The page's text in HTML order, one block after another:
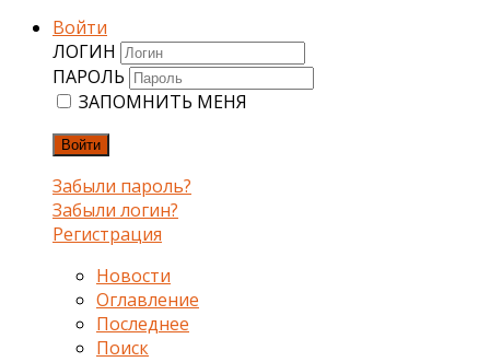
Войти
ЛОГИН
ПАРОЛЬ
ЗАПОМНИТЬ МЕНЯ
Войти
Забыли пароль?
Забыли логин?
Регистрация
Новости
Оглавление
Последнее
Поиск